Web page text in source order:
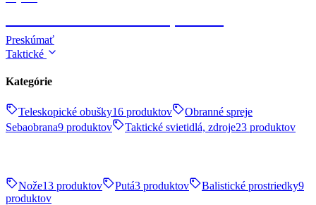
Preskúmať
Taktické
Kategórie
Teleskopické obušky16 produktov
Obranné spreje
Sebaobrana9 produktov Taktické svietidlá, zdroje23 produktov
Nože13 produktov Putá3 produktov Balistické prostriedky9
produktov